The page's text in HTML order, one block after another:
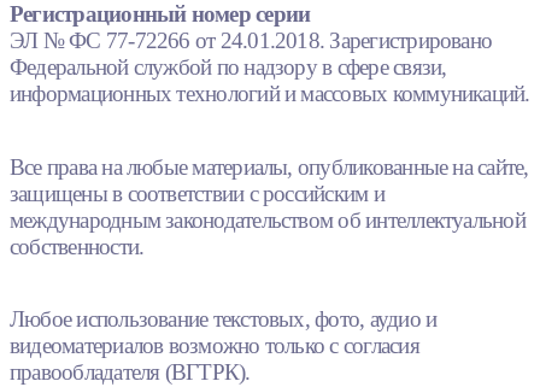
Регистрационный номер серии
ЭЛ № ФС 77-72266 от 24.01.2018. Зарегистрировано
Федеральной службой по надзору в сфере связи,
информационных технологий и массовых коммуникаций.
Все права на любые материалы, опубликованные на сайте,
защищены в соответствии с российским и
международным законодательством об интеллектуальной
собственности.
Любое использование текстовых, фото, аудио и
видеоматериалов возможно только с согласия
правообладателя (ВГТРК).